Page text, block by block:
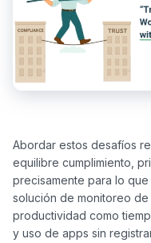
Abordar estos desafíos
equilibre cumplimiento,
precisamente para lo
solución de monitoreo
productividad como
y uso de apps sin